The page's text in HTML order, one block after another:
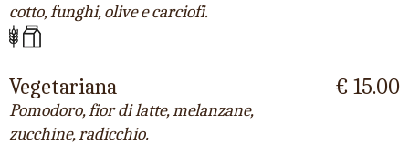
cotto, funghi, olive e carciofi.
Vegetariana
Pomodoro, fior di latte, melanzane,
zucchine, radicchio.
€ 15.00